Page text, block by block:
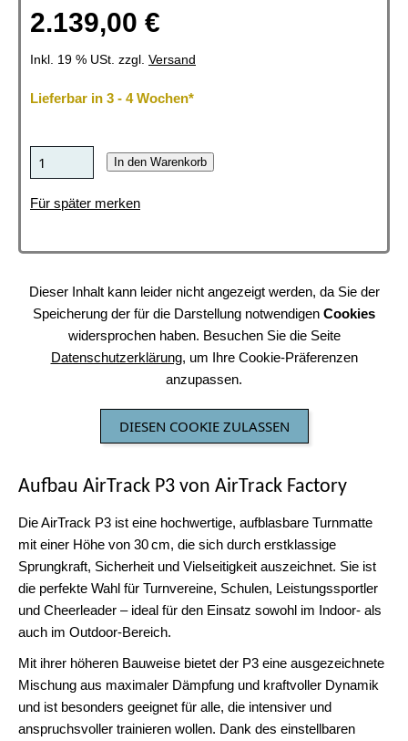
2.139,00 €
Inkl. 19 % USt. zzgl. Versand
Lieferbar in 3 - 4 Wochen*
In den Warenkorb
Für später merken
Dieser Inhalt kann leider nicht angezeigt werden, da Sie der
Speicherung der für die Darstellung notwendigen Cookies
widersprochen haben. Besuchen Sie die Seite
Datenschutzerklärung, um Ihre Cookie-Präferenzen
anzupassen.
DIESEN COOKIE ZULASSEN
Aufbau AirTrack P3 von AirTrack Factory
Die AirTrack P3 ist eine hochwertige, aufblasbare Turnmatte
mit einer Höhe von 30 cm, die sich durch erstklassige
Sprungkraft, Sicherheit und Vielseitigkeit auszeichnet. Sie ist
die perfekte Wahl für Turnvereine, Schulen, Leistungssportler
und Cheerleader – ideal für den Einsatz sowohl im Indoor- als
auch im Outdoor-Bereich.
Mit ihrer höheren Bauweise bietet der P3 eine ausgezeichnete
Mischung aus maximaler Dämpfung und kraftvoller Dynamik
und ist besonders geeignet für alle, die intensiver und
anspruchsvoller trainieren wollen. Dank des einstellbaren